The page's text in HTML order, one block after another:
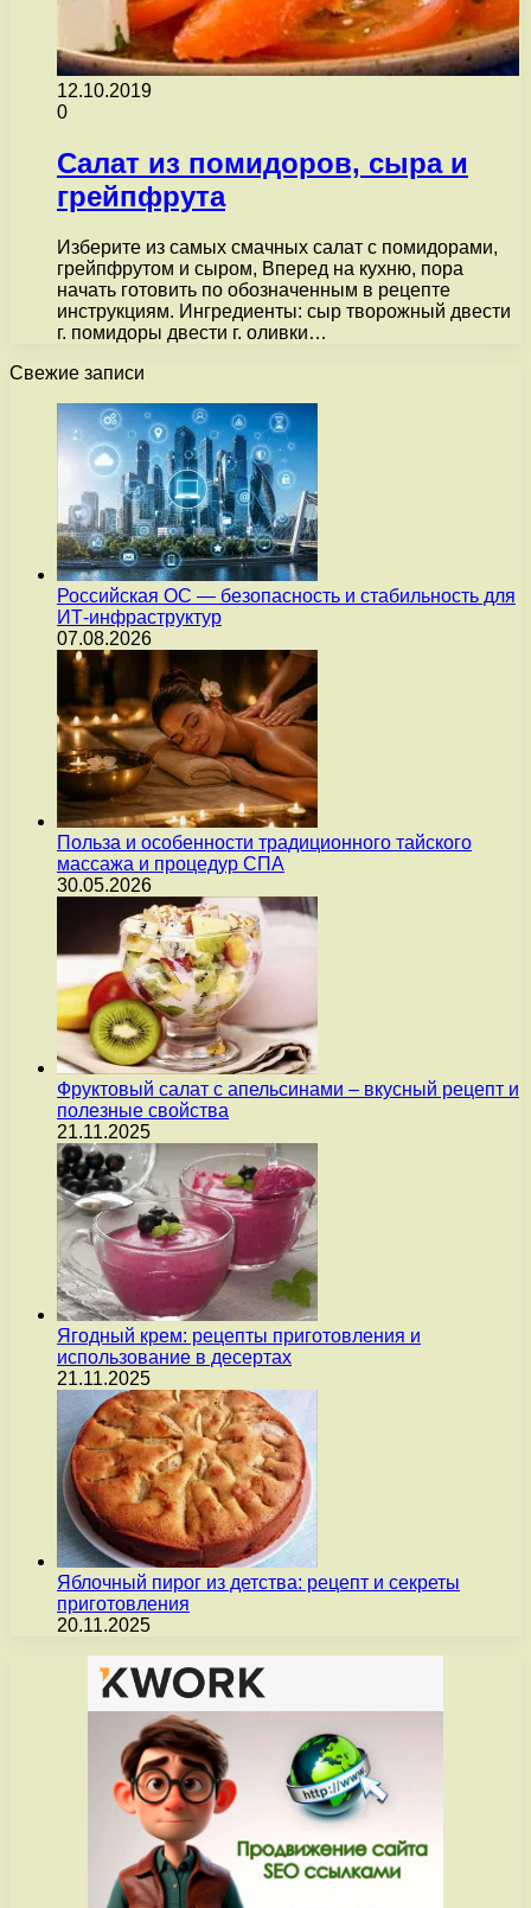
12.10.2019
0
Салат из помидоров, сыра и
грейпфрута
Изберите из самых смачных салат с помидорами,
грейпфрутом и сыром, Вперед на кухню, пора
начать готовить по обозначенным в рецепте
инструкциям. Ингредиенты: сыр творожный двести
г. помидоры двести г. оливки…
Свежие записи
Российская ОС — безопасность и стабильность для
ИТ-инфраструктур
07.08.2026
Польза и особенности традиционного тайского
массажа и процедур СПА
30.05.2026
Фруктовый салат с апельсинами – вкусный рецепт и
полезные свойства
21.11.2025
Ягодный крем: рецепты приготовления и
использование в десертах
21.11.2025
Яблочный пирог из детства: рецепт и секреты
приготовления
20.11.2025